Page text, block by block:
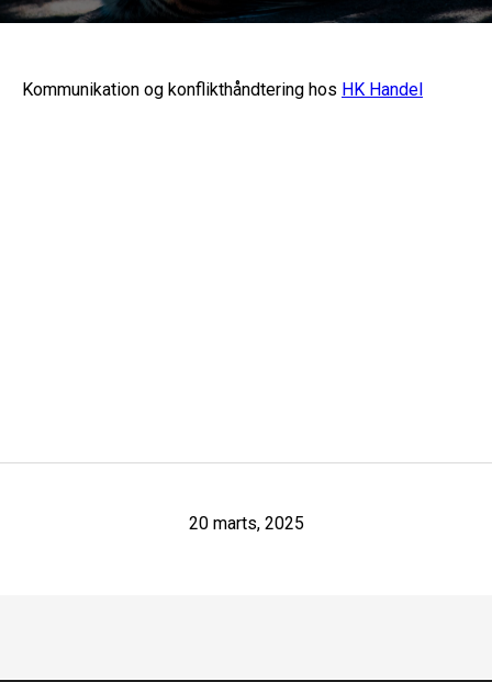
Kommunikation og konflikthåndtering hos HK Handel
20 marts, 2025